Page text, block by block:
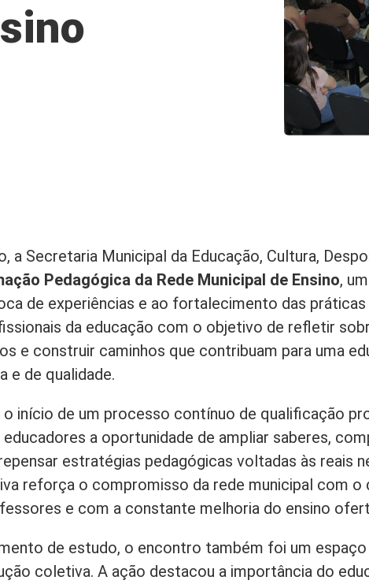
a Secretaria Municipal da Educação, Cultura,
Pedagógica da Rede Municipal de Ensino,
de experiências e ao fortalecimento das práticas
da educação com o objetivo de refletir
e construir caminhos que contribuam para uma
e de qualidade.
início de um processo contínuo de qualificação
a oportunidade de ampliar saberes,
estratégias pedagógicas voltadas às reais
reforça o compromisso da rede municipal com o
e com a constante melhoria do ensino
de estudo, o encontro também foi um
coletiva. A ação destacou a importância do